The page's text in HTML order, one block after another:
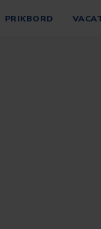
PRIKBORD